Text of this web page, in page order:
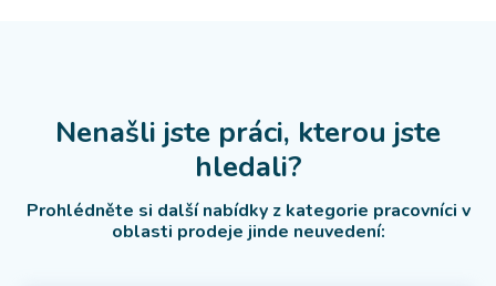
Nenašli jste práci, kterou jste
hledali?
Prohlédněte si další nabídky z kategorie pracovníci v
oblasti prodeje jinde neuvedení: